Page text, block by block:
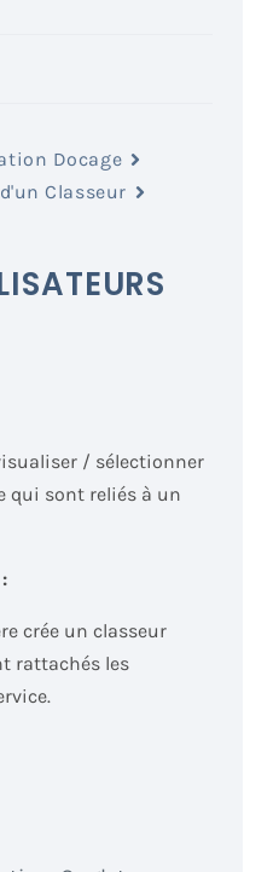
Docage
Classeur
/ sélectionner
qui sont reliés à un
crée un classeur
rattachés les